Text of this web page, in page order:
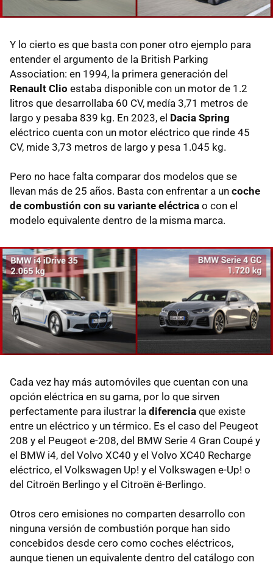
Y lo cierto es que basta con poner otro ejemplo para
entender el argumento de la British Parking
Association: en 1994, la primera generación del
Renault Clio estaba disponible con un motor de 1.2
litros que desarrollaba 60 CV, medía 3,71 metros de
largo y pesaba 839 kg. En 2023, el Dacia Spring
eléctrico cuenta con un motor eléctrico que rinde 45
CV, mide 3,73 metros de largo y pesa 1.045 kg.
Pero no hace falta comparar dos modelos que se
llevan más de 25 años. Basta con enfrentar a un coche
de combustión con su variante eléctrica o con el
modelo equivalente dentro de la misma marca.
Cada vez hay más automóviles que cuentan con una
opción eléctrica en su gama, por lo que sirven
perfectamente para ilustrar la diferencia que existe
entre un eléctrico y un térmico. Es el caso del Peugeot
208 y el Peugeot e-208, del BMW Serie 4 Gran Coupé y
el BMW i4, del Volvo XC40 y el Volvo XC40 Recharge
eléctrico, el Volkswagen Up! y el Volkswagen e-Up! o
del Citroën Berlingo y el Citroën ë-Berlingo.
Otros cero emisiones no comparten desarrollo con
ninguna versión de combustión porque han sido
concebidos desde cero como coches eléctricos,
aunque tienen un equivalente dentro del catálogo con